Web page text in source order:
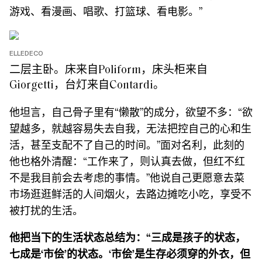
游戏、看漫画、唱歌、打篮球、看电影。”
ELLEDECO
二层主卧。床来自Poliform，床头柜来自
Giorgetti，台灯来自Contardi。
他坦言，自己骨子里有“懒散”的成分，欲望不多：“欲
望越多，就越容易失去自我，无法把控自己的心和生
活，甚至支配不了自己的时间。”面对名利，此刻的
他也格外清醒：“工作来了，则认真去做，但红不红
不是我目前会去考虑的事情。”他说自己更愿意去菜
市场逛逛鲜活的人间烟火，去路边摊吃小吃，享受不
被打扰的生活。
他把当下的生活状态总结为：“三成是孩子的状态，
七成是‘市侩’的状态。‘市侩’是生存必须穿的外衣，但